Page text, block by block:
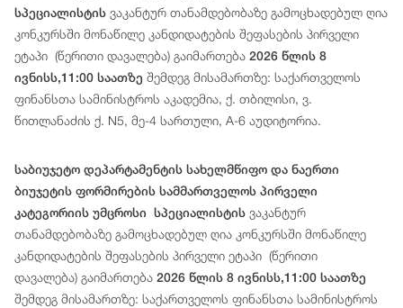
სპეციალისტის ვაკანტურ თანამდებობაზე გამოცხადებულ ღია
კონკურსში მონაწილე კანდიდატების შეფასების პირველი
ეტაპი (წერითი დავალება) გაიმართება 2026 წლის 8
ივნისს,11:00 საათზე შემდეგ მისამართზე: საქართველოს
ფინანსთა სამინისტროს აკადემია, ქ. თბილისი, ვ.
წითლანაძის ქ. N5, მე-4 სართული, A-6 აუდიტორია.
საბიუჯეტო დეპარტამენტის სახელმწიფო და ნაერთი
ბიუჯეტის ფორმირების სამმართველოს პირველი
კატეგორიის უმცროსი სპეციალისტის ვაკანტურ
თანამდებობაზე გამოცხადებულ ღია კონკურსში მონაწილე
კანდიდატების შეფასების პირველი ეტაპი (წერითი
დავალება) გაიმართება 2026 წლის 8 ივნისს,11:00 საათზე
შემდეგ მისამართზე: საქართველოს ფინანსთა სამინისტროს